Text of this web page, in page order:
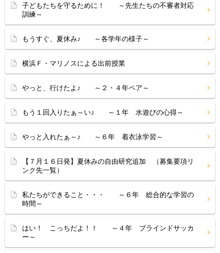
子どもたちを守るために！ ～先生たちの不審者対応
訓練～
もうすぐ、夏休み♪ ～各学年の様子～
横浜Ｆ・マリノスによる出前授業
やっと、行けたよ♪ ～２・４年ペア～
もう１回入りたぁ～い♪ ～１年 水遊びの心得～
やっと入れたぁ～♪ ～６年 着衣泳学習～
【７月１６日発】夏休みの自由研究追加 （募集要項リ
ンク先一覧）
私たちができること・・・ ～６年 総合的な学習の
時間～
はい！ こっちだよ！！ ～４年 ブラインドサッカ
ー～